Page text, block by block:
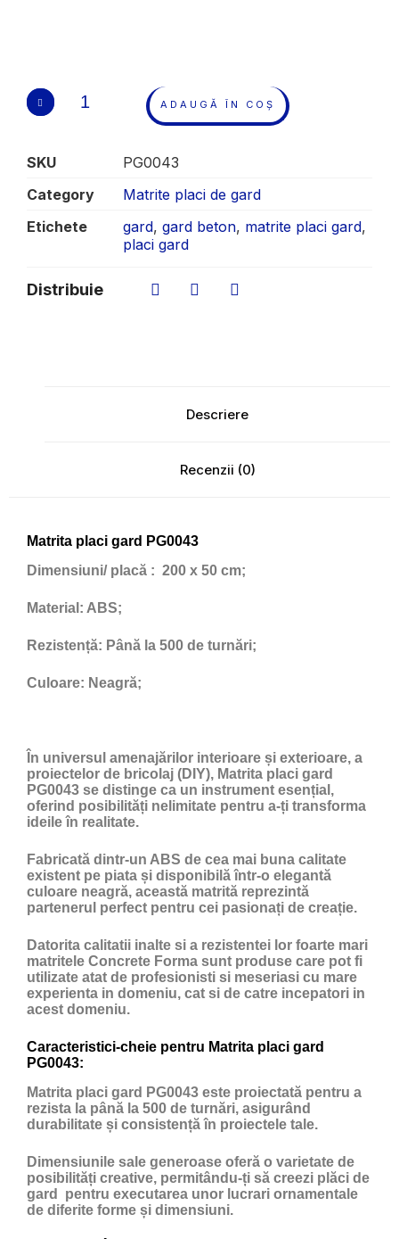
ADAUGĂ ÎN COȘ
SKU
PG0043
Category
Matrite placi de gard
Etichete
gard, gard beton, matrite placi gard,
placi gard
Distribuie
Descriere
Recenzii (0)
Matrita placi gard PG0043
Dimensiuni/ placă : 200 x 50 cm;
Material: ABS;
Rezistență: Până la 500 de turnări;
Culoare: Neagră;
În universul amenajărilor interioare și exterioare, a
proiectelor de bricolaj (DIY), Matrita placi gard
PG0043 se distinge ca un instrument esențial,
oferind posibilități nelimitate pentru a-ți transforma
ideile în realitate.
Fabricată dintr-un ABS de cea mai buna calitate
existent pe piata și disponibilă într-o elegantă
culoare neagră, această matrită reprezintă
partenerul perfect pentru cei pasionați de creație.
Datorita calitatii inalte si a rezistentei lor foarte mari
matritele Concrete Forma sunt produse care pot fi
utilizate atat de profesionisti si meseriasi cu mare
experienta in domeniu, cat si de catre incepatori in
acest domeniu.
Caracteristici-cheie pentru Matrita placi gard
PG0043:
Matrita placi gard PG0043 este proiectată pentru a
rezista la până la 500 de turnări, asigurând
durabilitate și consistență în proiectele tale.
Dimensiunile sale generoase oferă o varietate de
posibilități creative, permitându-ți să creezi plăci de
gard pentru executarea unor lucrari ornamentale
de diferite forme și dimensiuni.